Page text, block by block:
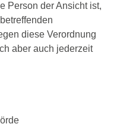
Person der Ansicht ist,
diese Verordnung
aber auch jederzeit